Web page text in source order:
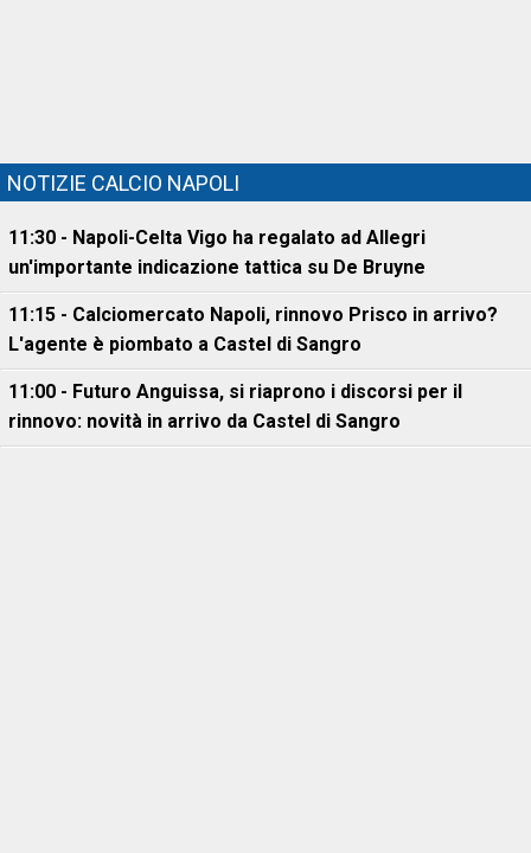
NOTIZIE CALCIO NAPOLI
11:30 - Napoli-Celta Vigo ha regalato ad Allegri
un'importante indicazione tattica su De Bruyne
11:15 - Calciomercato Napoli, rinnovo Prisco in arrivo?
L'agente è piombato a Castel di Sangro
11:00 - Futuro Anguissa, si riaprono i discorsi per il
rinnovo: novità in arrivo da Castel di Sangro